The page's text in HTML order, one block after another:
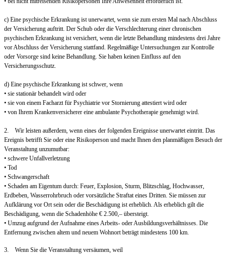
c) Eine psychische Erkrankung ist unerwartet, wenn sie zum ersten Mal nach Abschluss
der Versicherung auftritt. Der Schub oder die Verschlechterung einer chronischen
psychischen Erkrankung ist versichert, wenn die letzte Behandlung mindestens drei Jahre
vor Abschluss der Versicherung stattfand. Regelmäßige Untersuchungen zur Kontrolle
oder Vorsorge sind keine Behandlung. Sie haben keinen Einfluss auf den
Versicherungsschutz.
d) Eine psychische Erkrankung ist schwer, wenn
• sie stationär behandelt wird oder
• sie von einem Facharzt für Psychiatrie vor Stornierung attestiert wird oder
• von Ihrem Krankenversicherer eine ambulante Psychotherapie genehmigt wird.
2. Wir leisten außerdem, wenn eines der folgenden Ereignisse unerwartet eintritt. Das
Ereignis betrifft Sie oder eine Risikoperson und macht Ihnen den planmäßigen Besuch der
Veranstaltung unzumutbar:
• schwere Unfallverletzung
• Tod
• Schwangerschaft
• Schaden am Eigentum durch: Feuer, Explosion, Sturm, Blitzschlag, Hochwasser,
Erdbeben, Wasserrohrbruch oder vorsätzliche Straftat eines Dritten. Sie müssen zur
Aufklärung vor Ort sein oder die Beschädigung ist erheblich. Als erheblich gilt die
Beschädigung, wenn die Schadenhöhe € 2.500,– übersteigt.
• Umzug aufgrund der Aufnahme eines Arbeits- oder Ausbildungsverhältnisses. Die
Entfernung zwischen altem und neuem Wohnort beträgt mindestens 100 km.
3. Wenn Sie die Veranstaltung versäumen, weil